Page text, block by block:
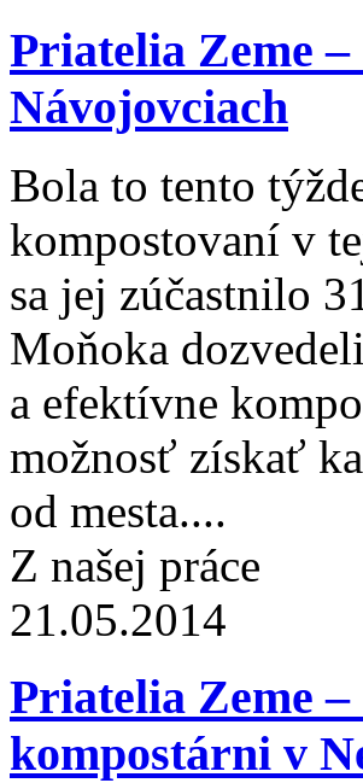
Priatelia Zeme
Návojovciach
Bola to tento
kompostovaní v
sa jej zúčastnilo
Moňoka
a efektívne
možnosť získať
od mesta....
Z našej práce
21.05.2014
Priatelia Zeme
kompostárni v